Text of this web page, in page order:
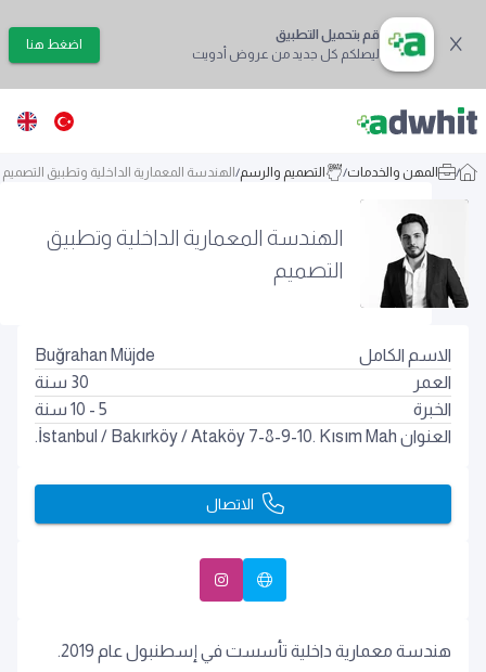
قم بتحميل التطبيق
ليصلكم كل جديد من عروض أدويت
اضغط هنا
/ المهن والخدمات/ التصميم والرسم/ الهندسة المعمارية الداخلية وتطبيق التصميم
الهندسة المعمارية الداخلية وتطبيق
التصميم
هندسة معمارية داخلية تأسست في إسطنبول عام 2019.
الاسم الكامل
Buğrahan Müjde
العمر
30 سنة
الخبرة
5 - 10 سنة
العنوان
İstanbul / Bakırköy/Ataköy 7-8-9-10. Kısım Mah.
الاتصال